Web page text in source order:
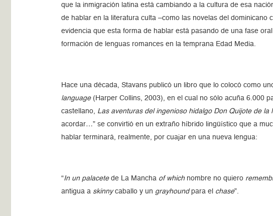
que la inmigración latina está cambiando a la cultura de esa
de hablar en la literatura culta –como las novelas del
evidencia que esta forma de hablar está pasando de una fase
formación de lenguas romances en la temprana Edad Media.
Hace una década, Stavans publicó un libro que lo colocó como
language (Harper Collins, 2003), en el cual no sólo acuña 6.000
castellano, Las aventuras del ingenioso hidalgo Don Quijote de la
acordar…” se convirtió en un extraño híbrido lingüístico que a
hablar terminará, realmente, por cuajar en una nueva lengua:
“In un palacetede La Mancha of which nombre no quiero
antigua a skinnycaballo y un grayhoundpara el chase”.